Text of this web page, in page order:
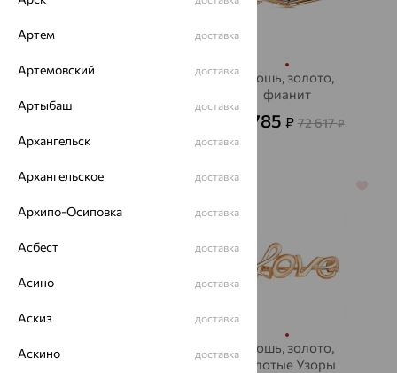
Брошь, золото,
Брошь, золото,
фианит
21 785 ₽ 72 617₽
MAGIC STONES
Брошь, золото,
Золотые Узоры
Артем доставка
Артемовский доставка
Артыбаш доставка
Архангельск доставка
Архангельское доставка
Архипо-Осиповка доставка
Асбест доставка
Асино доставка
Аскиз доставка
Аскино доставка